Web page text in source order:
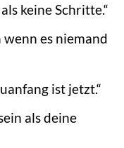
keine Schritte.“
wenn es niemand
ist jetzt.“
als deine